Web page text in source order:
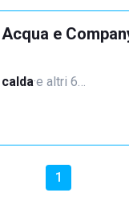
e
·e altri 6…
1